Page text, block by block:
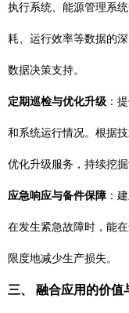
执行系统、能源管理系
耗、运行效率等数据的
数据决策支持。
定期巡检与优化升级 ：
和系统运行情况。根据
优化升级服务，持续挖
应急响应与备件保障 ：
在发生紧急故障时，能
限度地减少生产损失。
三、 融合应用的价值